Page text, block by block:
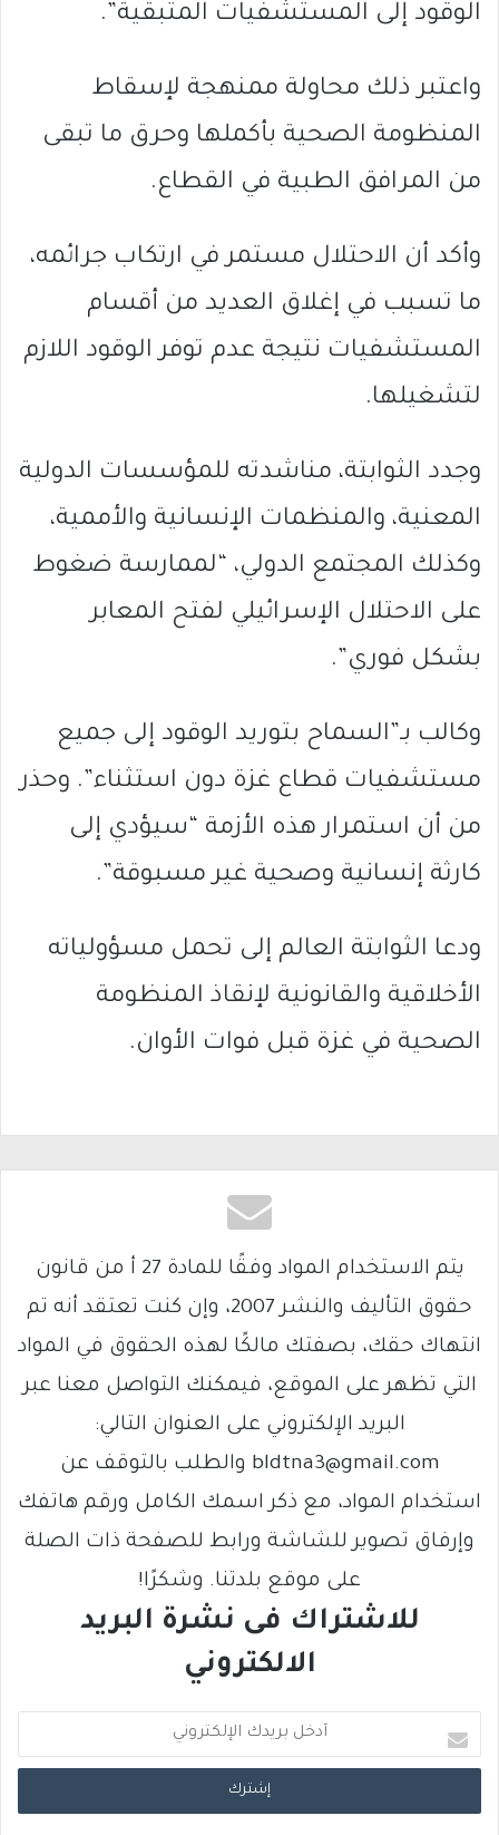
الوقود إلى المستشفيات المتبقية”.
واعتبر ذلك محاولة ممنهجة لإسقاط
المنظومة الصحية بأكملها وحرق ما تبقى
من المرافق الطبية في القطاع.
وأكد أن الاحتلال مستمر في ارتكاب جرائمه،
ما تسبب في إغلاق العديد من أقسام
المستشفيات نتيجة عدم توفر الوقود اللازم
لتشغيلها.
وجدد الثوابتة، مناشدته للمؤسسات الدولية
المعنية، والمنظمات الإنسانية والأممية،
وكذلك المجتمع الدولي، “لممارسة ضغوط
على الاحتلال الإسرائيلي لفتح المعابر
بشكل فوري”.
وكالب بـ”السماح بتوريد الوقود إلى جميع
مستشفيات قطاع غزة دون استثناء”. وحذر
من أن استمرار هذه الأزمة “سيؤدي إلى
كارثة إنسانية وصحية غير مسبوقة”.
ودعا الثوابتة العالم إلى تحمل مسؤولياته
الأخلاقية والقانونية لإنقاذ المنظومة
الصحية في غزة قبل فوات الأوان.
يتم الاستخدام المواد وفقًا للمادة 27 أ من قانون
حقوق التأليف والنشر 2007، وإن كنت تعتقد أنه تم
انتهاك حقك، بصفتك مالكًا لهذه الحقوق في المواد
التي تظهر على الموقع، فيمكنك التواصل معنا عبر
البريد الإلكتروني على العنوان التالي:
bldtna3@gmail.com والطلب بالتوقف عن
استخدام المواد، مع ذكر اسمك الكامل ورقم هاتفك
وإرفاق تصوير للشاشة ورابط للصفحة ذات الصلة
على موقع بلدتنا. وشكرًا!
للاشتراك فى نشرة البريد
الالكتروني
د
خ